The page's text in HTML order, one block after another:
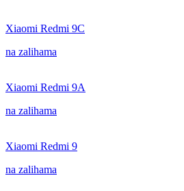
Xiaomi Redmi 9C
na zalihama
Xiaomi Redmi 9A
na zalihama
Xiaomi Redmi 9
na zalihama